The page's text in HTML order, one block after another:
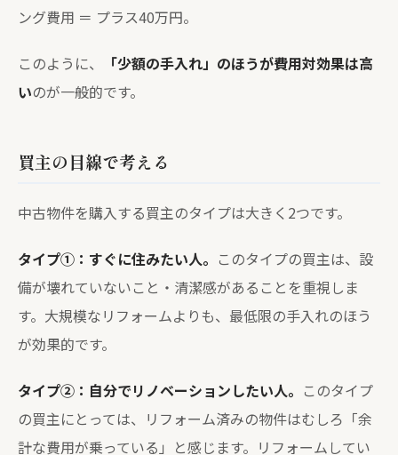
ング費用 ＝ プラス40万円。
このように、
「少額の手入れ」のほうが費用対効果は高
いのが一般的です。
買主の目線で考える
中古物件を購入する買主のタイプは大きく2つです。
タイプ①：すぐに住みたい人。 このタイプの買主は、設
備が壊れていないこと・清潔感があることを重視しま
す。大規模なリフォームよりも、最低限の手入れのほう
が効果的です。
タイプ②：自分でリノベーションしたい人。 このタイプ
の買主にとっては、リフォーム済みの物件はむしろ「余
計な費用が乗っている」と感じます。リフォームしてい